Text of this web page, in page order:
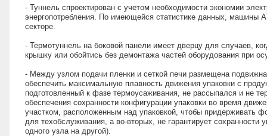
- Туннель спроектирован с учетом необходимости экономии
энергопотребления. По имеющейся статистике данных, машины
секторе.
- Термотуннель на боковой панели имеет дверцу для случаев,
крышку или обойтись без демонтажа частей оборудования при
- Между узлом подачи пленки и сеткой печи размещена
обеспечить максимальную плавность движения упаковки с
подготовленный к фазе термоусаживания, не рассыпался и не
обеспечения сохранности конфигурации упаковки во время
участком, расположенным над упаковкой, чтобы придерживать
для техобслуживания, а во-вторых, не гарантирует сохранности
одного узла на другой).